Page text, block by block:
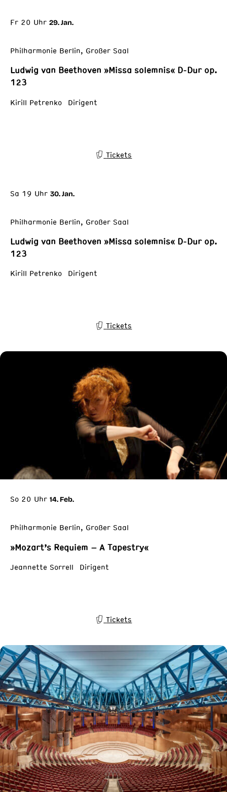
Fr 20 Uhr 29. Jan.
Philharmonie Berlin, Großer Saal
Ludwig van Beethoven »Missa solemnis« D-Dur op.
123
Kirill Petrenko Dirigent
Tickets
Sa 19 Uhr 30. Jan.
Philharmonie Berlin, Großer Saal
Ludwig van Beethoven »Missa solemnis« D-Dur op.
123
Kirill Petrenko Dirigent
Tickets
So 20 Uhr 14. Feb.
Philharmonie Berlin, Großer Saal
»Mozart’s Requiem – A Tapestry«
Jeannette Sorrell Dirigent
Tickets